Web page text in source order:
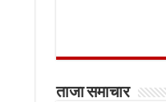
ताजा समाचार